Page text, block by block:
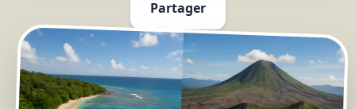
Partager